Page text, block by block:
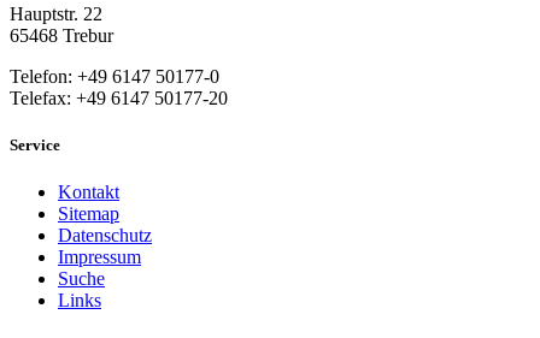
Hauptstr. 22
65468 Trebur
Telefon: +49 6147 50177-0
Telefax: +49 6147 50177-20
Service
Kontakt
Sitemap
Datenschutz
Impressum
Suche
Links